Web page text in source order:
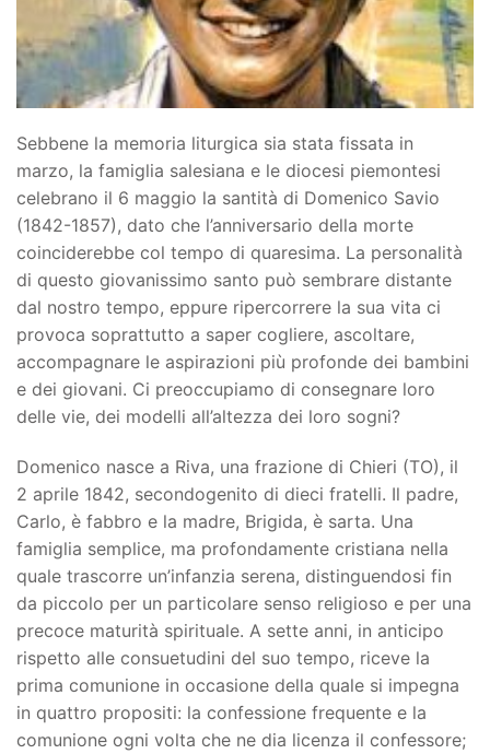
Sebbene la memoria liturgica sia stata fissata in
marzo, la famiglia salesiana e le diocesi piemontesi
celebrano il 6 maggio la santità di Domenico Savio
(1842-1857), dato che l’anniversario della morte
coinciderebbe col tempo di quaresima. La personalità
di questo giovanissimo santo può sembrare distante
dal nostro tempo, eppure ripercorrere la sua vita ci
provoca soprattutto a saper cogliere, ascoltare,
accompagnare le aspirazioni più profonde dei bambini
e dei giovani. Ci preoccupiamo di consegnare loro
delle vie, dei modelli all’altezza dei loro sogni?
Domenico nasce a Riva, una frazione di Chieri (TO), il
2 aprile 1842, secondogenito di dieci fratelli. Il padre,
Carlo, è fabbro e la madre, Brigida, è sarta. Una
famiglia semplice, ma profondamente cristiana nella
quale trascorre un’infanzia serena, distinguendosi fin
da piccolo per un particolare senso religioso e per una
precoce maturità spirituale. A sette anni, in anticipo
rispetto alle consuetudini del suo tempo, riceve la
prima comunione in occasione della quale si impegna
in quattro propositi: la confessione frequente e la
comunione ogni volta che ne dia licenza il confessore;